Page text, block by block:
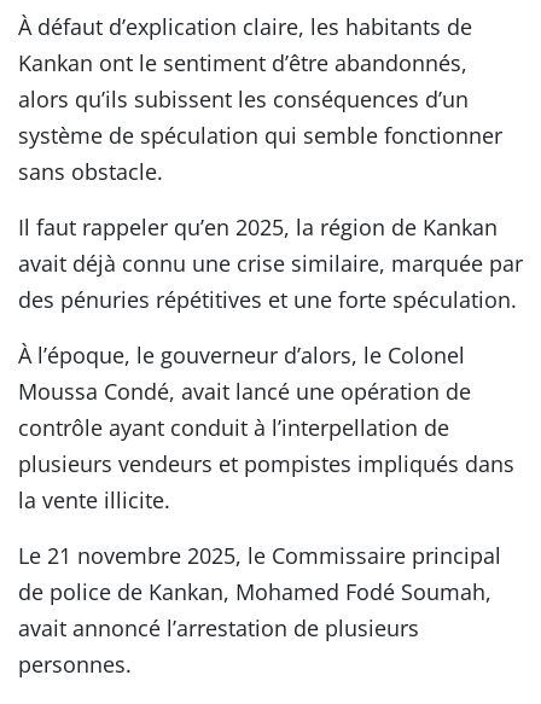
À défaut d’explication claire, les habitants de
Kankan ont le sentiment d’être abandonnés,
alors qu’ils subissent les conséquences d’un
système de spéculation qui semble fonctionner
sans obstacle.
Il faut rappeler qu’en 2025, la région de Kankan
avait déjà connu une crise similaire, marquée par
des pénuries répétitives et une forte spéculation.
À l’époque, le gouverneur d’alors, le Colonel
Moussa Condé, avait lancé une opération de
contrôle ayant conduit à l’interpellation de
plusieurs vendeurs et pompistes impliqués dans
la vente illicite.
Le 21 novembre 2025, le Commissaire principal
de police de Kankan, Mohamed Fodé Soumah,
avait annoncé l’arrestation de plusieurs
personnes.